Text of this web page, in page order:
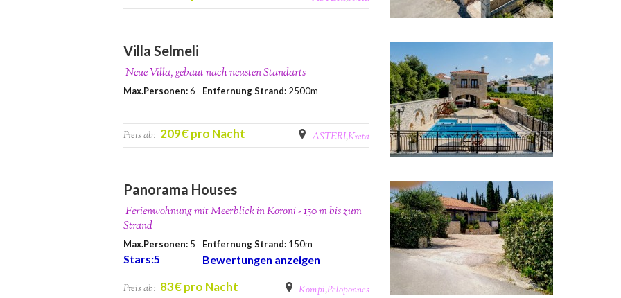
Villa Selmeli
Neue Villa, gebaut nach neusten Standarts
Max.Personen:6 Entfernung Strand: 2500m
Preis ab: 209€ pro Nacht ASTERI,Kreta
Panorama Houses
Ferienwohnung mit Meerblick in Koroni - 150 m bis zum
Strand
Max.Personen: 5 Entfernung Strand: 150m
Stars:5 Bewertungen anzeigen
Preis ab: 83€ pro Nacht Kompi,Peloponnes